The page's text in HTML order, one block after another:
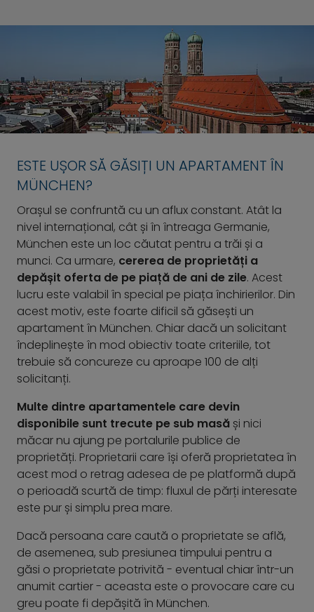
ESTE UȘOR SĂ GĂSIȚI UN APARTAMENT ÎN
MÜNCHEN?
Orașul se confruntă cu un aflux constant. Atât la
nivel internațional, cât și în întreaga Germanie,
München este un loc căutat pentru a trăi și a
munci. Ca urmare, cererea de proprietăți a
depășit oferta de pe piață de ani de zile. Acest
lucru este valabil în special pe piața închirierilor. Din
acest motiv, este foarte dificil să găsești un
apartament în München. Chiar dacă un solicitant
îndeplinește în mod obiectiv toate criteriile, tot
trebuie să concureze cu aproape 100 de alți
solicitanți.
Multe dintre apartamentele care devin
disponibile sunt trecute pe sub masă și nici
măcar nu ajung pe portalurile publice de
proprietăți. Proprietarii care își oferă proprietatea în
acest mod o retrag adesea de pe platformă după
o perioadă scurtă de timp: fluxul de părți interesate
este pur și simplu prea mare.
Dacă persoana care caută o proprietate se află,
de asemenea, sub presiunea timpului pentru a
găsi o proprietate potrivită - eventual chiar într-un
anumit cartier - aceasta este o provocare care cu
greu poate fi depășită în München.